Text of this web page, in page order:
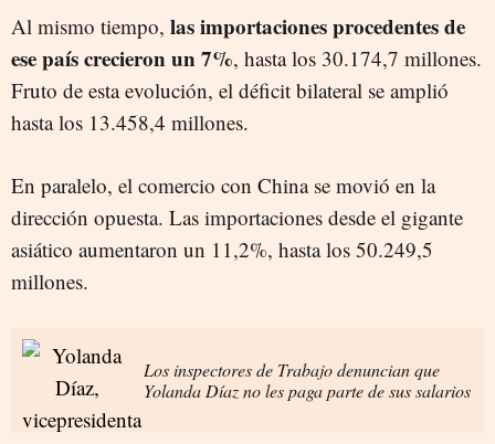
Al mismo tiempo, las importaciones procedentes de
ese país crecieron un 7%, hasta los 30.174,7 millones.
Fruto de esta evolución, el déficit bilateral se amplió
hasta los 13.458,4 millones.
En paralelo, el comercio con China se movió en la
dirección opuesta. Las importaciones desde el gigante
asiático aumentaron un 11,2%, hasta los 50.249,5
millones.
Los inspectores de Trabajo denuncian que
Yolanda Díaz no les paga parte de sus salarios